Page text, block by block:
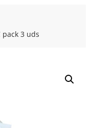
pack 3 uds